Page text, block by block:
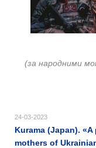
(за народними
24-03-2023
Kurama (Japan).
mothers of